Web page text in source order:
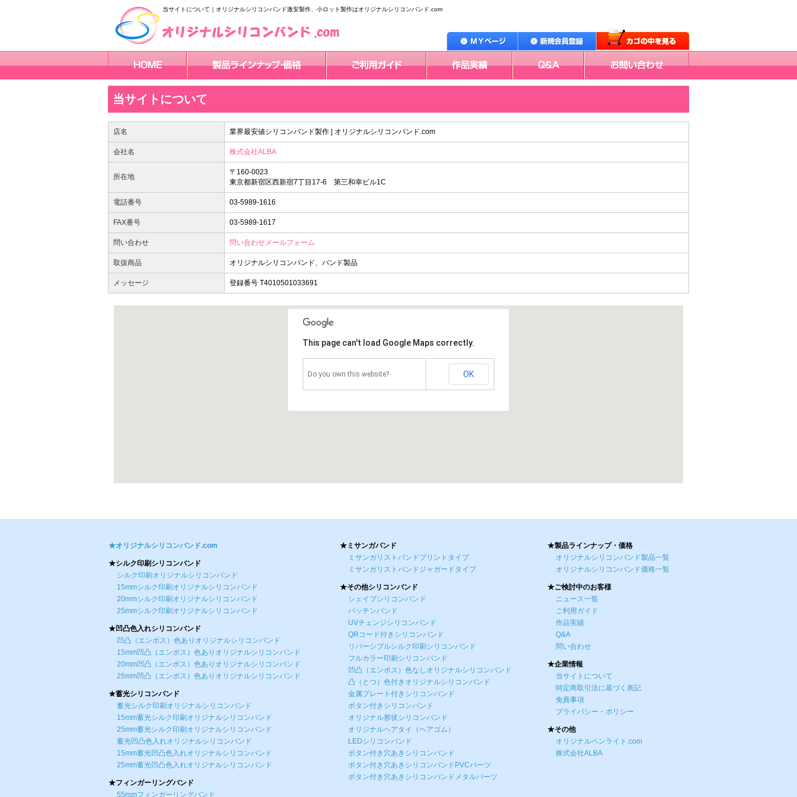
当サイトについて｜オリジナルシリコンバンド激安製作、小ロット製作はオリジナルシリコンバンド.com
当サイトについて
店名 業界最安値シリコンバンド製作 | オリジナルシリコンバンド.com
会社名 株式会社ALBA
所在地
〒160-0023
東京都新宿区西新宿7丁目17-6 第三和幸ビル1C
電話番号 03-5989-1616
FAX番号 03-5989-1617
問い合わせ 問い合わせメールフォーム
取扱商品 オリジナルシリコンバンド、バンド製品
メッセージ 登録番号 T4010501033691
This page can't load Google Maps correctly.
Do you own this website? OK
★オリジナルシリコンバンド.com
★シルク印刷シリコンバンド
シルク印刷オリジナルシリコンバンド
15mmシルク印刷オリジナルシリコンバンド
20mmシルク印刷オリジナルシリコンバンド
25mmシルク印刷オリジナルシリコンバンド
★凹凸色入れシリコンバンド
凹凸（エンボス）色ありオリジナルシリコンバンド
15mm凹凸（エンボス）色ありオリジナルシリコンバンド
20mm凹凸（エンボス）色ありオリジナルシリコンバンド
25mm凹凸（エンボス）色ありオリジナルシリコンバンド
★蓄光シリコンバンド
蓄光シルク印刷オリジナルシリコンバンド
15mm蓄光シルク印刷オリジナルシリコンバンド
25mm蓄光シルク印刷オリジナルシリコンバンド
蓄光凹凸色入れオリジナルシリコンバンド
15mm蓄光凹凸色入れオリジナルシリコンバンド
25mm蓄光凹凸色入れオリジナルシリコンバンド
★フィンガーリングバンド
55mmフィンガーリングバンド
★ミサンガバンド
ミサンガリストバンドプリントタイプ
ミサンガリストバンドジャガードタイプ
★その他シリコンバンド
シェイプシリコンバンド
パッチンバンド
UVチェンジシリコンバンド
QRコード付きシリコンバンド
リバーシブルシルク印刷シリコンバンド
フルカラー印刷シリコンバンド
凹凸（エンボス）色なしオリジナルシリコンバンド
凸（とつ）色付きオリジナルシリコンバンド
金属プレート付きシリコンバンド
ボタン付きシリコンバンド
オリジナル形状シリコンバンド
オリジナルヘアタイ（ヘアゴム）
LEDシリコンバンド
ボタン付き穴あきシリコンバンド
ボタン付き穴あきシリコンバンドPVCパーツ
ボタン付き穴あきシリコンバンドメタルパーツ
★製品ラインナップ・価格
オリジナルシリコンバンド製品一覧
オリジナルシリコンバンド価格一覧
★ご検討中のお客様
ニュース一覧
ご利用ガイド
作品実績
Q&A
問い合わせ
★企業情報
当サイトについて
特定商取引法に基づく表記
免責事項
プライバシー・ポリシー
★その他
オリジナルペンライト.com
株式会社ALBA